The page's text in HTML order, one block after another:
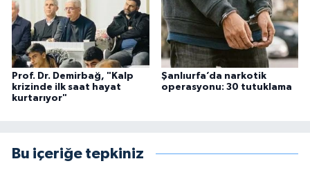
Prof. Dr. Demirbağ, "Kalp
krizinde ilk saat hayat
kurtarıyor"
Şanlıurfa’da narkotik
operasyonu: 30 tutuklama
Bu içeriğe tepkiniz